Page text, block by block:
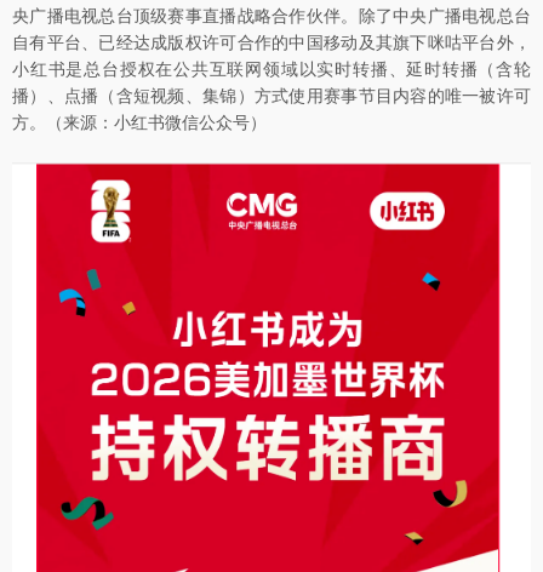
央广播电视总台顶级赛事直播战略合作伙伴。除了中央广播电视总台
自有平台、已经达成版权许可合作的中国移动及其旗下咪咕平台外，
小红书是总台授权在公共互联网领域以实时转播、延时转播（含轮
播）、点播（含短视频、集锦）方式使用赛事节目内容的唯一被许可
方。（来源：小红书微信公众号）